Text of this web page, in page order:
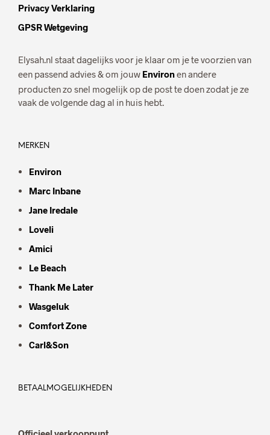
Privacy Verklaring
GPSR Wetgeving
Elysah.nl staat dagelijks voor je klaar om je te voorzien van
een passend advies & om jouw Environen andere
producten zo snel mogelijk op de post te doen zodat je ze
vaak de volgende dag al in huis hebt.
MERKEN
Environ
Marc Inbane
Jane Iredale
Loveli
Amici
Le Beach
Thank Me Later
Wasgeluk
Comfort Zone
Carl&Son
BETAALMOGELIJKHEDEN